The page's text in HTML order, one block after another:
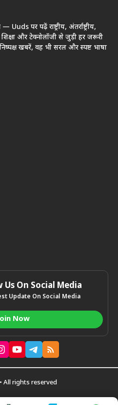
Uuds पर पढ़ें राष्ट्रीय, अंतर्राष्ट्रीय,
और टेक्नोलॉजी से जुड़ी हर जरूरी
खबरें, वह भी सरल और स्पष्ट भाषा
Us On Social Media
Update On Social Media
Now
All rights reserved